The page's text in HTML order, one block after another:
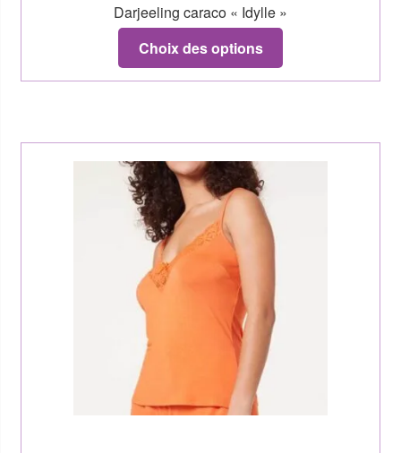
Darjeeling caraco « Idylle »
Choix des options